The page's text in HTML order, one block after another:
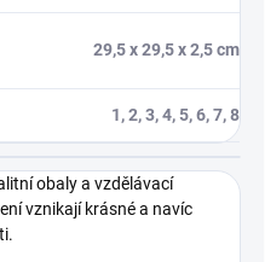
29,5 x 29,5 x 2,5 cm
1, 2, 3, 4, 5, 6, 7, 8
obaly a vzdělávací
vznikají krásné a navíc